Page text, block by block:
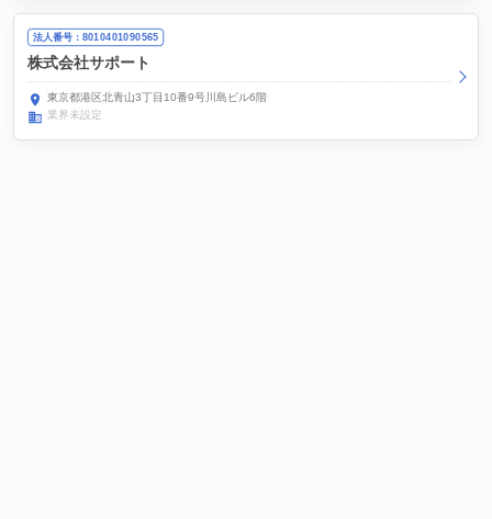
法人番号：8010401090565
株式会社サポート
東京都港区北青山3丁目10番9号川島ビル6階
業界未設定